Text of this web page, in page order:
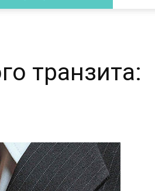
транзита: